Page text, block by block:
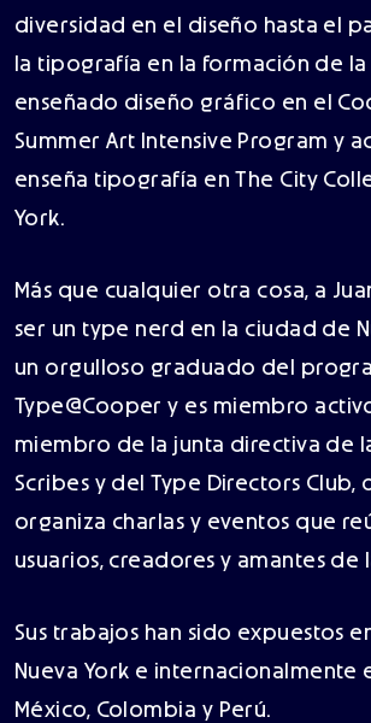
diversidad en el diseño hasta el
la tipografía en la formación de la
enseñado diseño gráfico en el
Summer Art Intensive Program y
enseña tipografía en The City
York.
Más que cualquier otra cosa, a
ser un type nerd en la ciudad de
un orgulloso graduado del
Type@Cooper y es miembro activo
miembro de la junta directiva de
Scribes y del Type Directors Club,
organiza charlas y eventos que
usuarios, creadores y amantes de
Sus trabajos han sido expuestos
Nueva York e internacionalmente
México, Colombia y Perú.